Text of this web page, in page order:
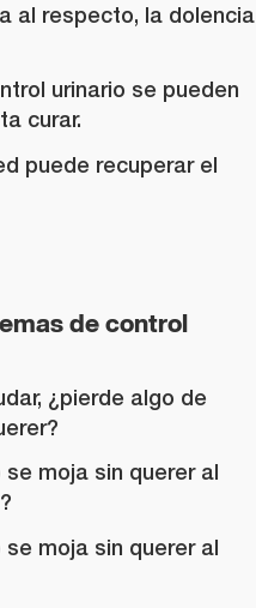
al respecto, la dolencia
urinario se pueden
curar.
puede recuperar el
de control
¿pierde algo de
moja sin querer al
moja sin querer al